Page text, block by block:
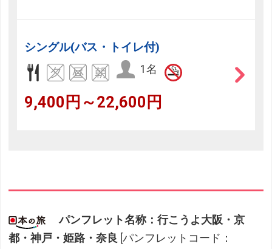
シングル(バス・トイレ付)
1名
9,400円～22,600円
パンフレット名称：行こうよ大阪・京
都・神戸・姫路・奈良 [パンフレットコード：